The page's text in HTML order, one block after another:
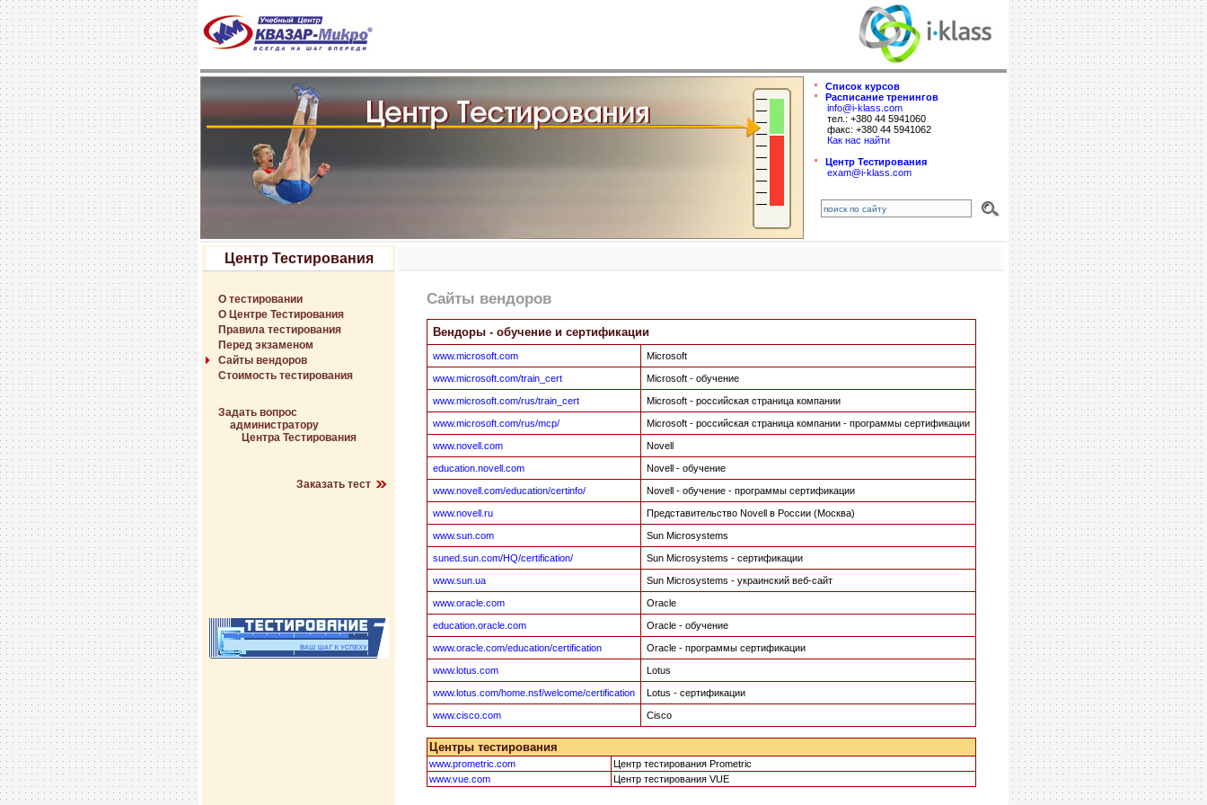
Список курсов
Расписание тренингов
info@i-klass.com
тел.: +380 44 5941060
факс: +380 44 5941062
Как нас найти
Центр Тестирования
exam@i-klass.com
Центр Тестирования
О тестировании
О Центре Тестирования
Правила тестирования
Перед экзаменом
Сайты вендоров
Стоимость тестирования
Задать вопрос
администратору
Центра Тестирования
Заказать тест
Сайты вендоров
Вендоры - обучение и сертификации
www.microsoft.com Microsoft
www.microsoft.com/train_cert Microsoft - обучение
www.microsoft.com/rus/train_cert Microsoft - российская страница компании
www.microsoft.com/rus/mcp/ Microsoft - российская страница компании - программы сертификации
www.novell.com Novell
education.novell.com Novell - обучение
www.novell.com/education/certinfo/ Novell - обучение - программы сертификации
www.novell.ru Представительство Novell в России (Москва)
www.sun.com Sun Microsystems
suned.sun.com/HQ/certification/ Sun Microsystems - сертификации
www.sun.ua Sun Microsystems - украинский веб-сайт
www.oracle.com Oracle
education.oracle.com Oracle - обучение
www.oracle.com/education/certification Oracle - программы сертификации
www.lotus.com Lotus
www.lotus.com/home.nsf/welcome/certification Lotus - сертификации
www.cisco.com Cisco
Центры тестирования
www.prometric.com
Центр тестирования Prometric
www.vue.com
Центр тестирования VUE